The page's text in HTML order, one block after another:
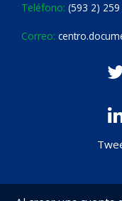
Teléfono: (593 2)
Correo: